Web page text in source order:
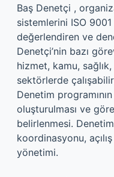
Baş Denetçi ,
sistemlerini ISO
değerlendiren ve
Denetçi’nin bazı
hizmet, kamu,
sektörlerde
Denetim
oluşturulması ve
belirlenmesi.
koordinasyonu,
yönetimi.